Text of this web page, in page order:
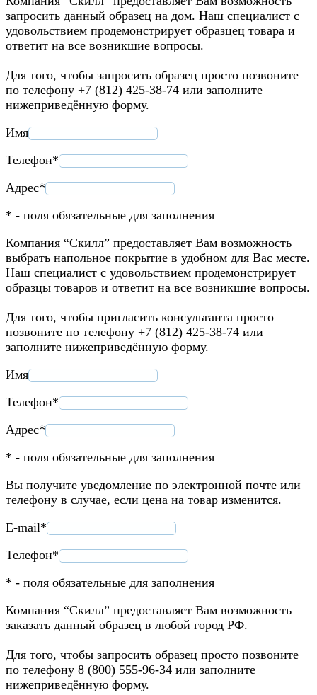
запросить данный образец на дом. Наш специалист с
удовольствием продемонстрирует образцец товара и
ответит на все возникшие вопросы.
Для того, чтобы запросить образец просто позвоните
по телефону +7 (812) 425-38-74 или заполните
нижеприведённую форму.
Имя
Телефон*
Адрес*
* - поля обязательные для заполнения
Компания “Скилл” предоставляет Вам возможность
выбрать напольное покрытие в удобном для Вас месте.
Наш специалист с удовольствием продемонстрирует
образцы товаров и ответит на все возникшие вопросы.
Для того, чтобы пригласить консультанта просто
позвоните по телефону +7 (812) 425-38-74 или
заполните нижеприведённую форму.
Имя
Телефон*
Адрес*
* - поля обязательные для заполнения
Вы получите уведомление по электронной почте или
телефону в случае, если цена на товар изменится.
E-mail*
Телефон*
* - поля обязательные для заполнения
Компания “Скилл” предоставляет Вам возможность
заказать данный образец в любой город РФ.
Для того, чтобы запросить образец просто позвоните
по телефону 8 (800) 555-96-34 или заполните
нижеприведённую форму.